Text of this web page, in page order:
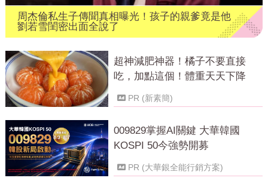
周杰倫私生子傳聞真相曝光！孩子的親爹竟是他
劉若雪閨密出面全說了
超神減肥神器！橘子不要直接
吃，加點這個！體重天天下降
PR (新素簡)
009829掌握AI關鍵 大華韓國
KOSPI 50今強勢開募
PR (大華銀全能行銷方案)